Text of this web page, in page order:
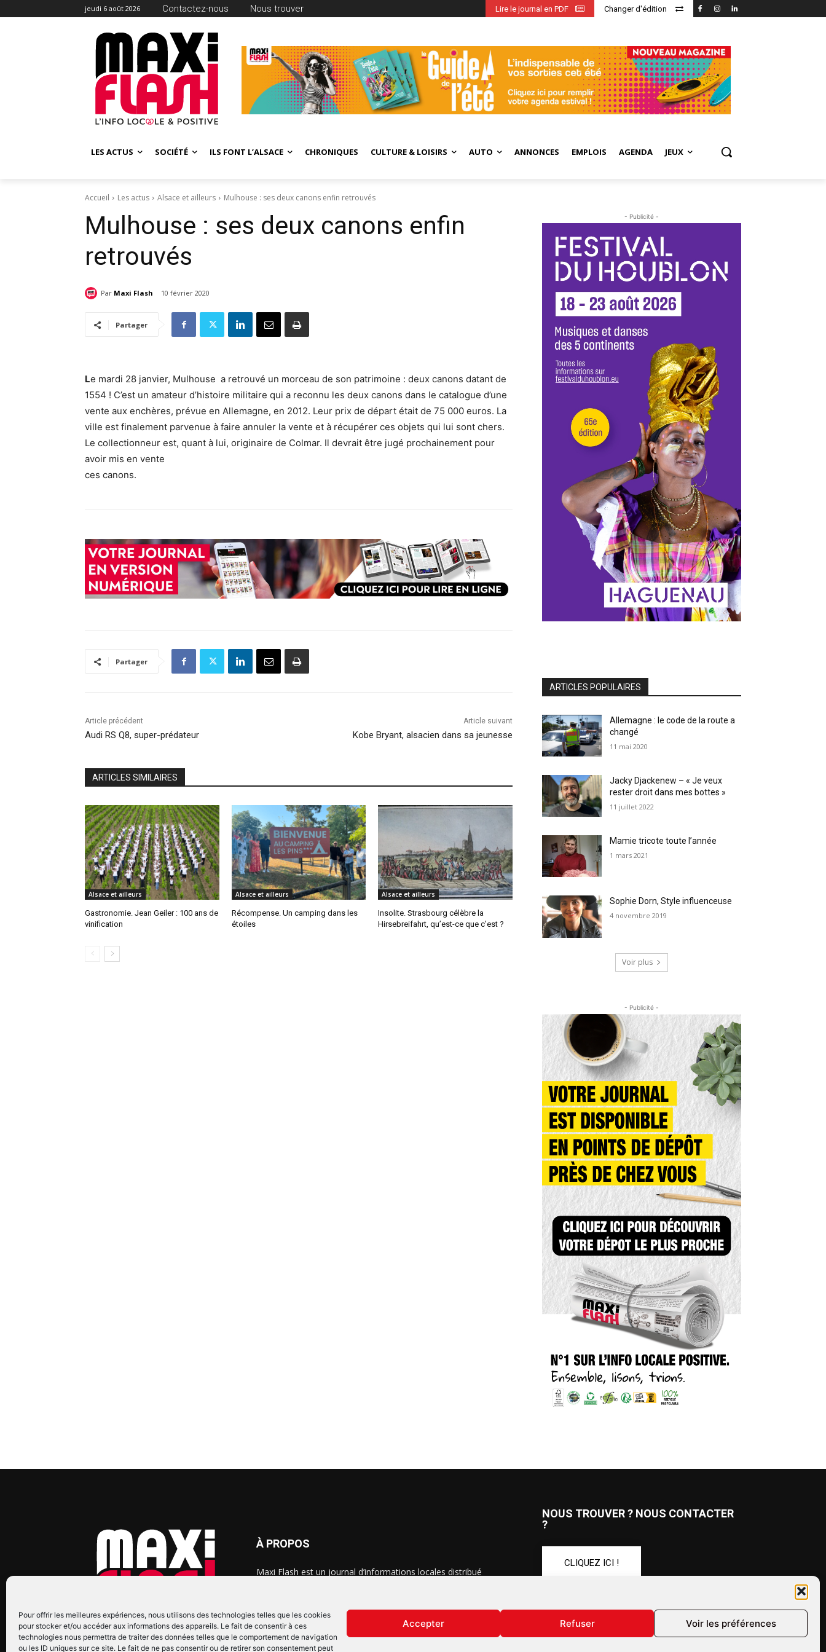
Pour offrir les meilleures expériences, nous utilisons des technologies telles que les cookies
pour stocker et/ou accéder aux informations des appareils. Le fait de consentir à ces
technologies nous permettra de traiter des données telles que le comportement de navigation
ou les ID uniques sur ce site. Le fait de ne pas consentir ou de retirer son consentement peut
Accepter Refuser Voir les préférences
jeudi 6 août 2026 Contactez-nous Nous trouver Changer d'édition
Lire le journal en PDF
LES ACTUS SOCIÉTÉ ILS FONT L’ALSACE CHRONIQUES CULTURE & LOISIRS AUTO ANNONCES EMPLOIS AGENDA JEUX
Accueil Les actus Alsace et ailleurs Mulhouse : ses deux canons enfin retrouvés
Mulhouse : ses deux canons enfin
retrouvés
Par Maxi Flash 10 février 2020
Partager
Le mardi 28 janvier, Mulhouse a retrouvé un morceau de son patrimoine : deux canons datant de
1554 ! C’est un amateur d’histoire militaire qui a reconnu les deux canons dans le catalogue d’une
vente aux enchères, prévue en Allemagne, en 2012. Leur prix de départ était de 75 000 euros. La
ville est finalement parvenue à faire annuler la vente et à récupérer ces objets qui lui sont chers.
Le collectionneur est, quant à lui, originaire de Colmar. Il devrait être jugé prochainement pour
avoir mis en vente
ces canons.
Partager
Article précédent
Audi RS Q8, super-prédateur
Article suivant
Kobe Bryant, alsacien dans sa jeunesse
ARTICLES SIMILAIRES
Alsace et ailleurs
Gastronomie. Jean Geiler : 100 ans de
vinification
Alsace et ailleurs
Récompense. Un camping dans les
étoiles
Alsace et ailleurs
Insolite. Strasbourg célèbre la
Hirsebreifahrt, qu’est-ce que c’est ?
- Publicité -
ARTICLES POPULAIRES
Allemagne : le code de la route a
changé
11 mai 2020
Jacky Djackenew – « Je veux
rester droit dans mes bottes »
11 juillet 2022
Mamie tricote toute l’année
1 mars 2021
Sophie Dorn, Style influenceuse
4 novembre 2019
Voir plus
- Publicité -
À PROPOS
Maxi Flash est un journal d’informations locales distribué
2022, et à Colmar, Vignoble et Plaine depuis 2023.
NOUS TROUVER ? NOUS CONTACTER
?
CLIQUEZ ICI !